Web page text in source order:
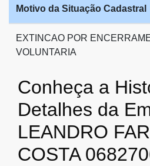
Motivo da Situação Cadastral
EXTINCAO POR
VOLUNTARIA
Conheça a
Detalhes da
LEANDRO
COSTA